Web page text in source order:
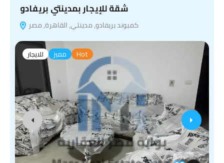
شقة للإيجار بمدينتي بريفادو
كمبوند بريفادو, مدينتي, القاهرة, مصر
للايجار مميز Hot